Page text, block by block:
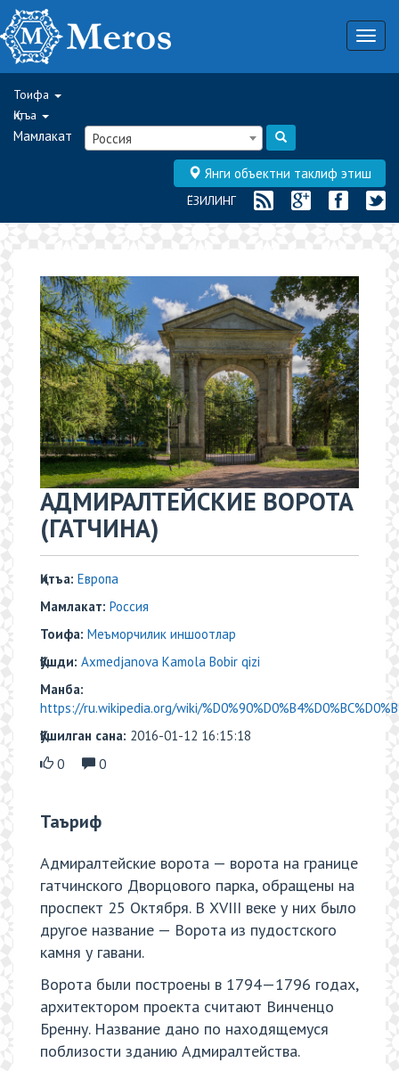
Тоифа
Қитъа
Мамлакат Россия
Янги объектни таклиф этиш
ЁЗИЛИНГ
АДМИРАЛТЕЙСКИЕ ВОРОТА
(ГАТЧИНА)
Қитъа: Европа
Мамлакат: Россия
Тоифа: Меъморчилик иншоотлар
Қўшди: Axmedjanova Kamola Bobir qizi
Манба:
https://ru.wikipedia.org/wiki/
Қўшилган сана: 2016-01-12 16:15:18
0
0
Таъриф
Адмиралтейские ворота — ворота на границе
гатчинского Дворцового парка, обращены на
проспект 25 Октября. В XVIII веке у них было
другое название — Ворота из пудостского
камня у гавани.
Ворота были построены в 1794—1796 годах,
архитектором проекта считают Винченцо
Бренну. Название дано по находящемуся
поблизости зданию Адмиралтейства.